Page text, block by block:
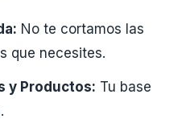
No te cortamos las
que necesites.
y Productos: Tu base